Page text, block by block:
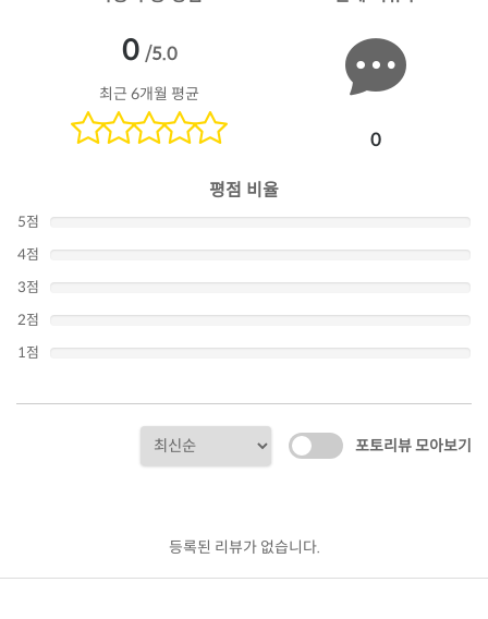
0 /5.0
최근 6개월 평균
0
평점 비율
5점
4점
3점
2점
1점
포토리뷰 모아보기
등록된 리뷰가 없습니다.